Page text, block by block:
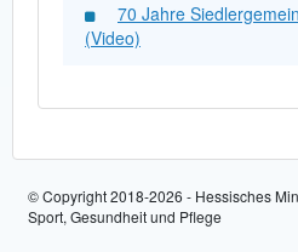
70 Jahre
(Video)
© Copyright 2018-2026 - Hessisches
Sport, Gesundheit und Pflege